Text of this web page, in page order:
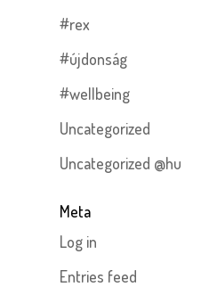
#rex
#újdonság
#wellbeing
Uncategorized
Uncategorized @hu
Meta
Log in
Entries feed